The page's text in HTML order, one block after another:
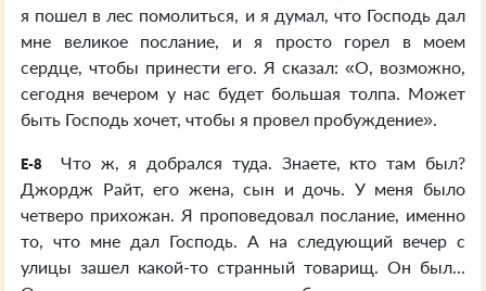
я пошел в лес помолиться, и я думал, что Господь дал
мне великое послание, и я просто горел в моем
сердце, чтобы принести его. Я сказал: «О, возможно,
сегодня вечером у нас будет большая толпа. Может
быть Господь хочет, чтобы я провел пробуждение».
E-8
Что ж, я добрался туда. Знаете, кто там был?
Джордж Райт, его жена, сын и дочь. У меня было
четверо прихожан. Я проповедовал послание, именно
то, что мне дал Господь. А на следующий вечер с
улицы зашел какой-то странный товарищ. Он был...